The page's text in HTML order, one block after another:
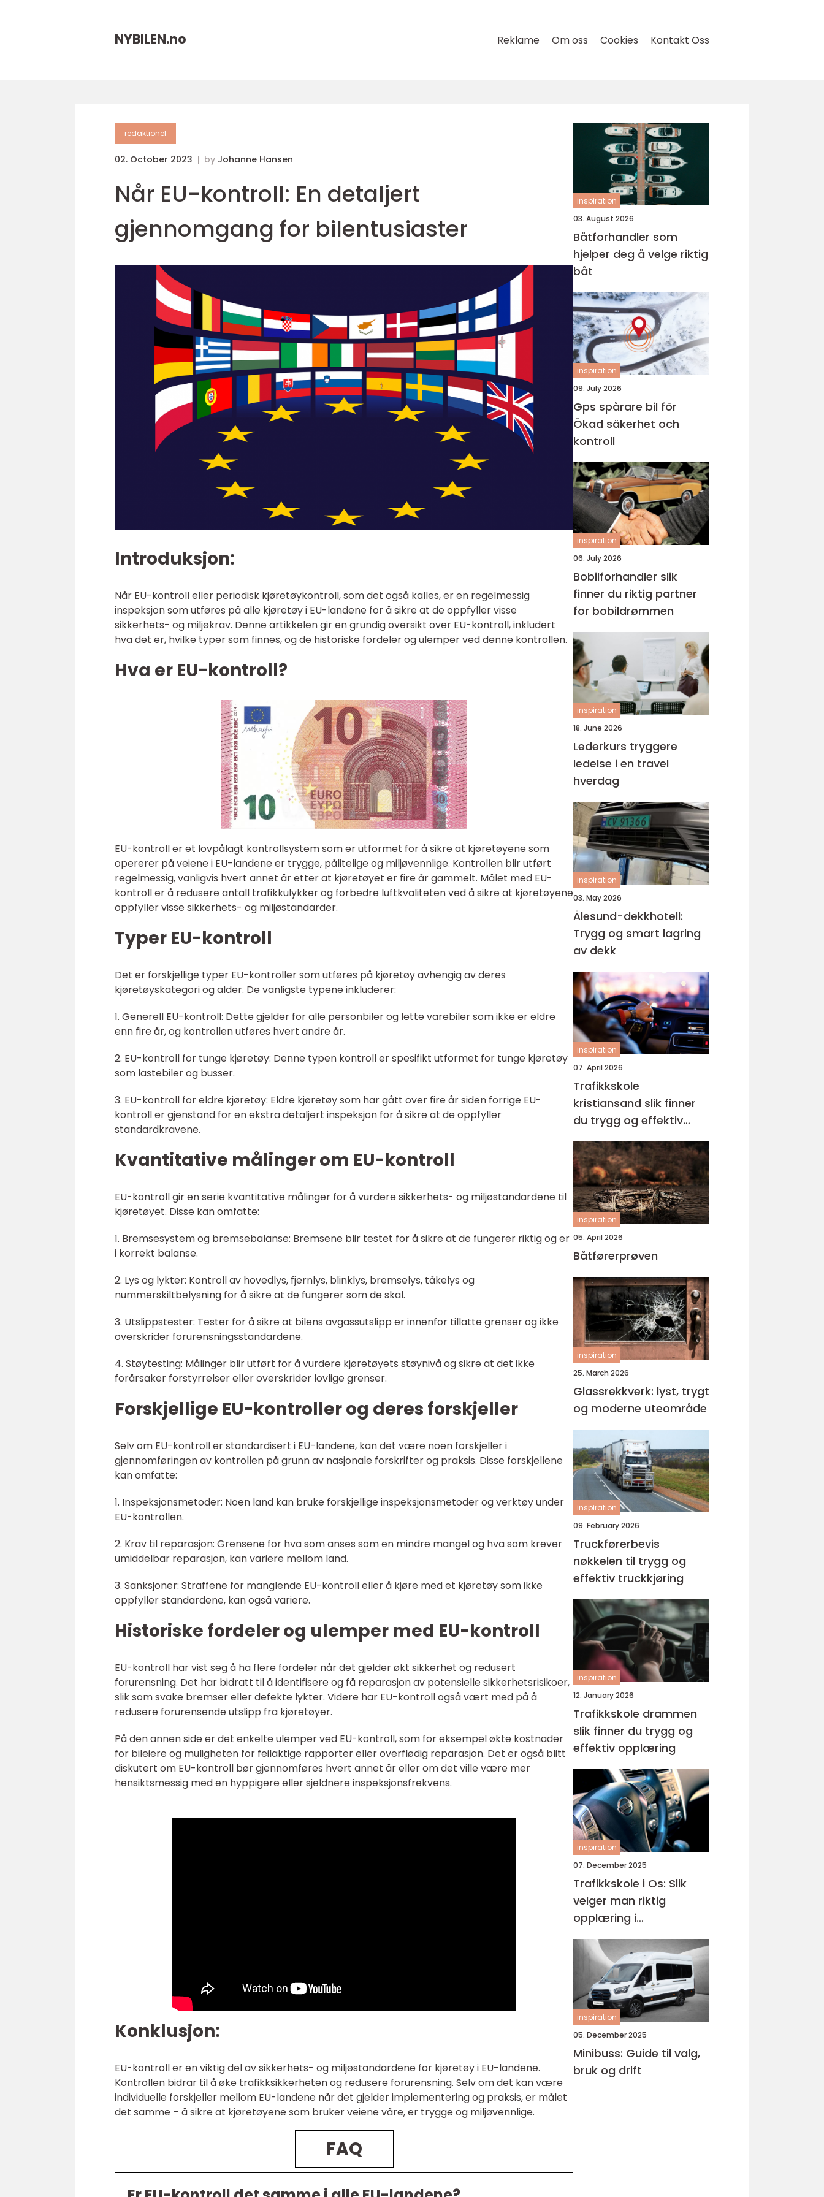
NYBILEN.no Reklame Om oss Cookies Kontakt Oss
redaktionel
02. October 2023 by Johanne Hansen
Når EU-kontroll: En detaljert
gjennomgang for bilentusiaster
Introduksjon:
Når EU-kontroll eller periodisk kjøretøykontroll, som det også kalles, er en regelmessig
inspeksjon som utføres på alle kjøretøy i EU-landene for å sikre at de oppfyller visse
sikkerhets- og miljøkrav. Denne artikkelen gir en grundig oversikt over EU-kontroll, inkludert
hva det er, hvilke typer som finnes, og de historiske fordeler og ulemper ved denne kontrollen.
Hva er EU-kontroll?
EU-kontroll er et lovpålagt kontrollsystem som er utformet for å sikre at kjøretøyene som
opererer på veiene i EU-landene er trygge, pålitelige og miljøvennlige. Kontrollen blir utført
regelmessig, vanligvis hvert annet år etter at kjøretøyet er fire år gammelt. Målet med EU-
kontroll er å redusere antall trafikkulykker og forbedre luftkvaliteten ved å sikre at kjøretøyene
oppfyller visse sikkerhets- og miljøstandarder.
Typer EU-kontroll
Det er forskjellige typer EU-kontroller som utføres på kjøretøy avhengig av deres
kjøretøyskategori og alder. De vanligste typene inkluderer:
1. Generell EU-kontroll: Dette gjelder for alle personbiler og lette varebiler som ikke er eldre
enn fire år, og kontrollen utføres hvert andre år.
2. EU-kontroll for tunge kjøretøy: Denne typen kontroll er spesifikt utformet for tunge kjøretøy
som lastebiler og busser.
3. EU-kontroll for eldre kjøretøy: Eldre kjøretøy som har gått over fire år siden forrige EU-
kontroll er gjenstand for en ekstra detaljert inspeksjon for å sikre at de oppfyller
standardkravene.
Kvantitative målinger om EU-kontroll
EU-kontroll gir en serie kvantitative målinger for å vurdere sikkerhets- og miljøstandardene til
kjøretøyet. Disse kan omfatte:
1. Bremsesystem og bremsebalanse: Bremsene blir testet for å sikre at de fungerer riktig og er
i korrekt balanse.
2. Lys og lykter: Kontroll av hovedlys, fjernlys, blinklys, bremselys, tåkelys og
nummerskiltbelysning for å sikre at de fungerer som de skal.
3. Utslippstester: Tester for å sikre at bilens avgassutslipp er innenfor tillatte grenser og ikke
overskrider forurensningsstandardene.
4. Støytesting: Målinger blir utført for å vurdere kjøretøyets støynivå og sikre at det ikke
forårsaker forstyrrelser eller overskrider lovlige grenser.
Forskjellige EU-kontroller og deres forskjeller
Selv om EU-kontroll er standardisert i EU-landene, kan det være noen forskjeller i
gjennomføringen av kontrollen på grunn av nasjonale forskrifter og praksis. Disse forskjellene
kan omfatte:
1. Inspeksjonsmetoder: Noen land kan bruke forskjellige inspeksjonsmetoder og verktøy under
EU-kontrollen.
2. Krav til reparasjon: Grensene for hva som anses som en mindre mangel og hva som krever
umiddelbar reparasjon, kan variere mellom land.
3. Sanksjoner: Straffene for manglende EU-kontroll eller å kjøre med et kjøretøy som ikke
oppfyller standardene, kan også variere.
Historiske fordeler og ulemper med EU-kontroll
EU-kontroll har vist seg å ha flere fordeler når det gjelder økt sikkerhet og redusert
forurensning. Det har bidratt til å identifisere og få reparasjon av potensielle sikkerhetsrisikoer,
slik som svake bremser eller defekte lykter. Videre har EU-kontroll også vært med på å
redusere forurensende utslipp fra kjøretøyer.
På den annen side er det enkelte ulemper ved EU-kontroll, som for eksempel økte kostnader
for bileiere og muligheten for feilaktige rapporter eller overflødig reparasjon. Det er også blitt
diskutert om EU-kontroll bør gjennomføres hvert annet år eller om det ville være mer
hensiktsmessig med en hyppigere eller sjeldnere inspeksjonsfrekvens.
Konklusjon:
EU-kontroll er en viktig del av sikkerhets- og miljøstandardene for kjøretøy i EU-landene.
Kontrollen bidrar til å øke trafikksikkerheten og redusere forurensning. Selv om det kan være
individuelle forskjeller mellom EU-landene når det gjelder implementering og praksis, er målet
det samme – å sikre at kjøretøyene som bruker veiene våre, er trygge og miljøvennlige.
FAQ
inspiration
03. August 2026
Båtforhandler som
hjelper deg å velge riktig
båt
inspiration
09. July 2026
Gps spårare bil för
Ökad säkerhet och
kontroll
inspiration
06. July 2026
Bobilforhandler slik
finner du riktig partner
for bobildrømmen
inspiration
18. June 2026
Lederkurs tryggere
ledelse i en travel
hverdag
inspiration
03. May 2026
Ålesund-dekkhotell:
Trygg og smart lagring
av dekk
inspiration
07. April 2026
Trafikkskole
kristiansand slik finner
du trygg og effektiv
opplæring
inspiration
05. April 2026
Båtførerprøven
inspiration
25. March 2026
Glassrekkverk: lyst, trygt
og moderne uteområde
inspiration
09. February 2026
Truckførerbevis
nøkkelen til trygg og
effektiv truckkjøring
inspiration
12. January 2026
Trafikkskole drammen
slik finner du trygg og
effektiv opplæring
inspiration
07. December 2025
Trafikkskole i Os: Slik
velger man riktig
opplæring i
Bjørnafjorden
inspiration
05. December 2025
Minibuss: Guide til valg,
bruk og drift